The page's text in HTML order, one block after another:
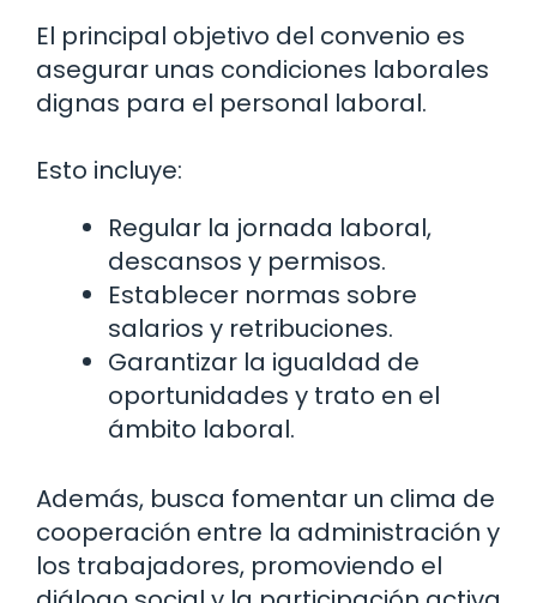
El principal objetivo del convenio es
asegurar unas condiciones laborales
dignas para el personal laboral.
Esto incluye:
Regular la jornada laboral,
descansos y permisos.
Establecer normas sobre
salarios y retribuciones.
Garantizar la igualdad de
oportunidades y trato en el
ámbito laboral.
Además, busca fomentar un clima de
cooperación entre la administración y
los trabajadores, promoviendo el